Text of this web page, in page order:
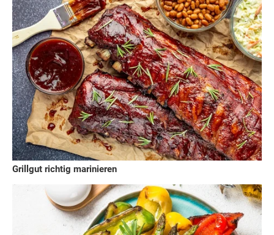
Grillgut richtig marinieren